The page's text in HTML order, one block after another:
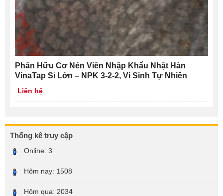
Phân Hữu Cơ Nén Viên Nhập Khẩu Nhật Hàn
VinaTap Sỉ Lớn – NPK 3-2-2, Vi Sinh Tự Nhiên
Liên hệ
Thống kê truy cập
Online: 3
Hôm nay: 1508
Hôm qua: 2034